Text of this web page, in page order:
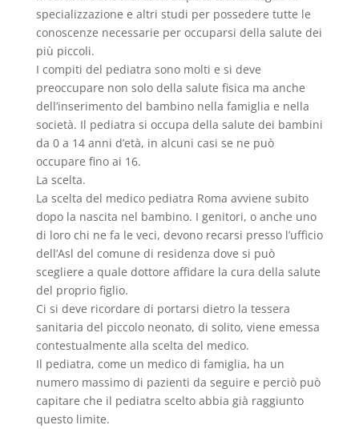
specializzazione e altri studi per possedere tutte le
conoscenze necessarie per occuparsi della salute dei
più piccoli.
I compiti del pediatra sono molti e si deve
preoccupare non solo della salute fisica ma anche
dell’inserimento del bambino nella famiglia e nella
società. Il pediatra si occupa della salute dei bambini
da 0 a 14 anni d’età, in alcuni casi se ne può
occupare fino ai 16.
La scelta.
La scelta del medico pediatra Roma avviene subito
dopo la nascita nel bambino. I genitori, o anche uno
di loro chi ne fa le veci, devono recarsi presso l’ufficio
dell’Asl del comune di residenza dove si può
scegliere a quale dottore affidare la cura della salute
del proprio figlio.
Ci si deve ricordare di portarsi dietro la tessera
sanitaria del piccolo neonato, di solito, viene emessa
contestualmente alla scelta del medico.
Il pediatra, come un medico di famiglia, ha un
numero massimo di pazienti da seguire e perciò può
capitare che il pediatra scelto abbia già raggiunto
questo limite.